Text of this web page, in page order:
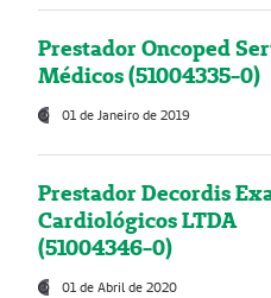
Prestador Oncoped
Médicos (51004335-0)
01 de Janeiro de 2019
Prestador Decordis
Cardiológicos LTDA
(51004346-0)
01 de Abril de 2020